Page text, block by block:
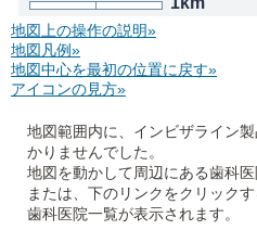
地図上の操作の説明»
地図凡例»
地図中心を最初の位置に戻す»
アイコンの見方»
地図範囲内に、インビザライン
かりませんでした。
地図を動かして周辺にある歯科医
または、下のリンクをクリック
歯科医院一覧が表示されます。